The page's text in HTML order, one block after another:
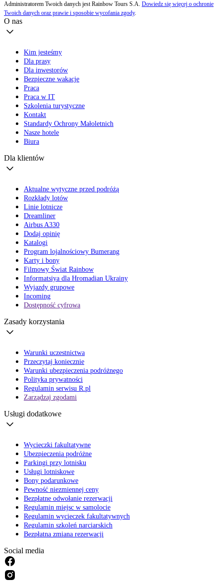
Administratorem Twoich danych jest Rainbow Tours S.A. Dowiedz się więcej o ochronie
Twoich danych oraz prawie i sposobie wycofania zgody.
O nas
Kim jesteśmy
Dla prasy
Dla inwestorów
Bezpieczne wakacje
Praca
Praca w IT
Szkolenia turystyczne
Kontakt
Standardy Ochrony Małoletnich
Nasze hotele
Biura
Dla klientów
Aktualne wytyczne przed podróżą
Rozkłady lotów
Linie lotnicze
Dreamliner
Airbus A330
Dodaj opinię
Katalogi
Program lojalnościowy Bumerang
Karty i bony
Filmowy Świat Rainbow
Informatsiya dla Hromadian Ukrainy
Wyjazdy grupowe
Incoming
Dostępność cyfrowa
Zasady korzystania
Warunki uczestnictwa
Przeczytaj koniecznie
Warunki ubezpieczenia podróżnego
Polityka prywatności
Regulamin serwisu R.pl
Zarządzaj zgodami
Usługi dodatkowe
Wycieczki fakultatywne
Ubezpieczenia podróżne
Parkingi przy lotnisku
Usługi lotniskowe
Bony podarunkowe
Pewność niezmiennej ceny
Bezpłatne odwołanie rezerwacji
Regulamin miejsc w samolocie
Regulamin wycieczek fakultatywnych
Regulamin szkoleń narciarskich
Bezpłatna zmiana rezerwacji
Social media